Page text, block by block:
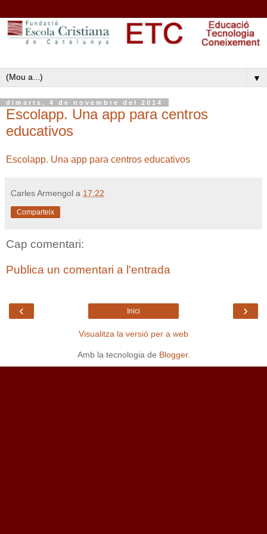
▼
dimarts, 4 de novembre del 2014
Escolapp. Una app para centros
educativos
Escolapp. Una app para centros educativos
Carles Armengol a 17:22
Comparteix
Cap comentari:
Publica un comentari a l'entrada
‹ ›
Inici
Visualitza la versió per a web
Amb la tecnologia de Blogger.